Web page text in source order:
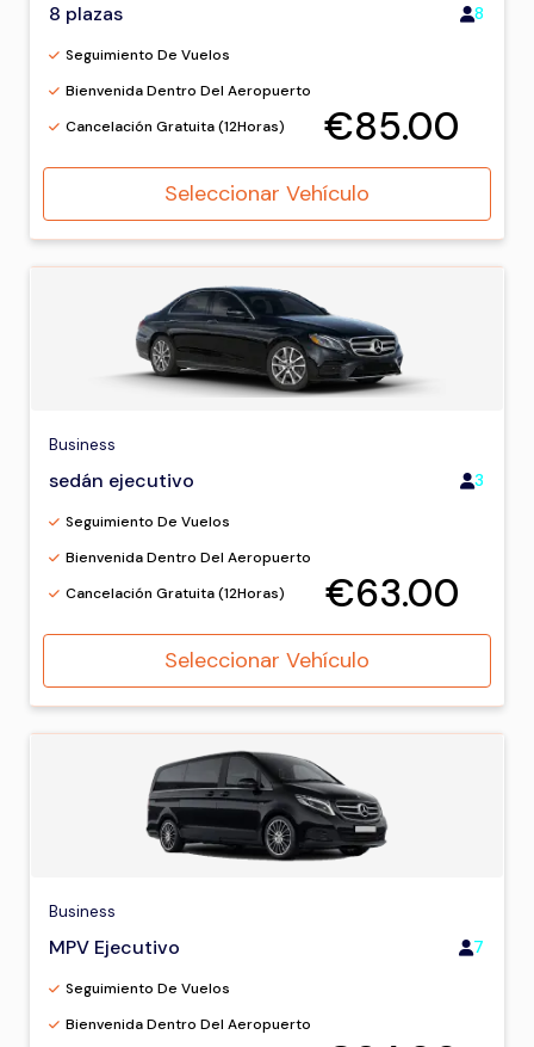
8 plazas 8
Seguimiento De Vuelos
Bienvenida Dentro Del Aeropuerto
Cancelación Gratuita (12Horas)
€85.00
Seleccionar Vehículo
Business
sedán ejecutivo 3
Seguimiento De Vuelos
Bienvenida Dentro Del Aeropuerto
Cancelación Gratuita (12Horas)
€63.00
Seleccionar Vehículo
Business
MPV Ejecutivo 7
Seguimiento De Vuelos
Bienvenida Dentro Del Aeropuerto